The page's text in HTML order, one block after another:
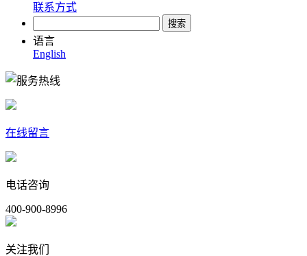
联系方式
语言
English
在线留言
电话咨询
400-900-8996
关注我们